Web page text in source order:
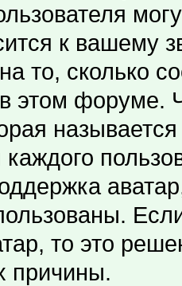
к вашему
то, сколько
этом форуме.
то это
причины.